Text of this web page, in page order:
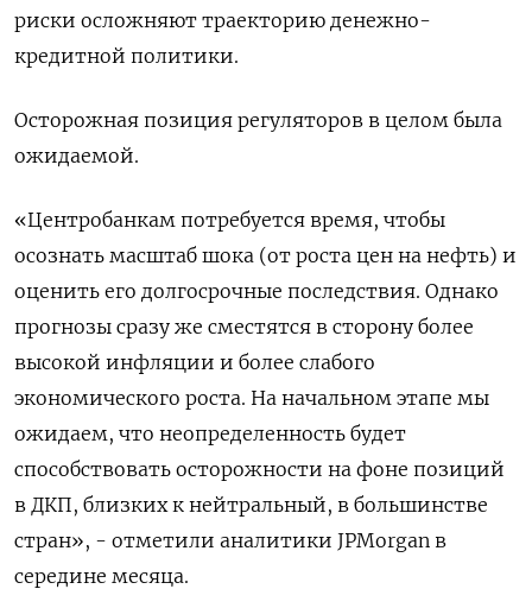
риски осложняют траекторию денежно-
кредитной политики.
Осторожная позиция регуляторов в целом была
ожидаемой.
«Центробанкам потребуется время, чтобы
осознать масштаб шока (от роста цен на нефть) и
оценить его долгосрочные последствия. Однако ​
прогнозы сразу же сместятся в сторону ​более
высокой инфляции и более слабого ​
экономического роста. ⁠На начальном этапе мы
ожидаем, что неопределенность будет
способствовать осторожности на фоне позиций
‌в ДКП, близких к нейтральный, в большинстве
стран», - ‌отметили аналитики JPMorgan в
середине месяца.